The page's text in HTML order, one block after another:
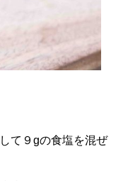
て９gの食塩を混ぜ